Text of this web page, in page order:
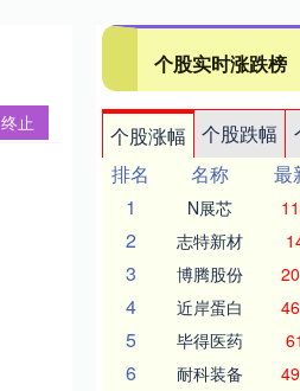
终止
个股实时涨跌榜
个股涨幅 个股跌幅
排名
名称 最
1
N展芯
2 志特新材
3 博腾股份
4 近岸蛋白
5 毕得医药
6 耐科装备